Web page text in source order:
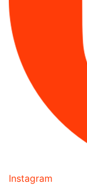
Instagram